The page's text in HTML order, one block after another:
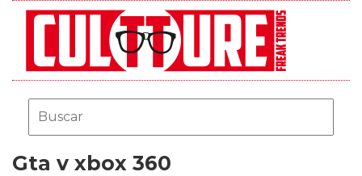
Gta v xbox 360